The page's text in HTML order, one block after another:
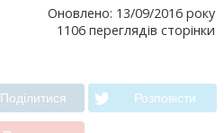
Оновлено: 13/09/2016 року
1106 переглядів сторінки
Подiлитися Розповiсти